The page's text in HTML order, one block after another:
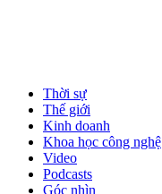
Thời sự
Thế giới
Kinh doanh
Khoa học công nghệ
Video
Podcasts
Góc nhìn